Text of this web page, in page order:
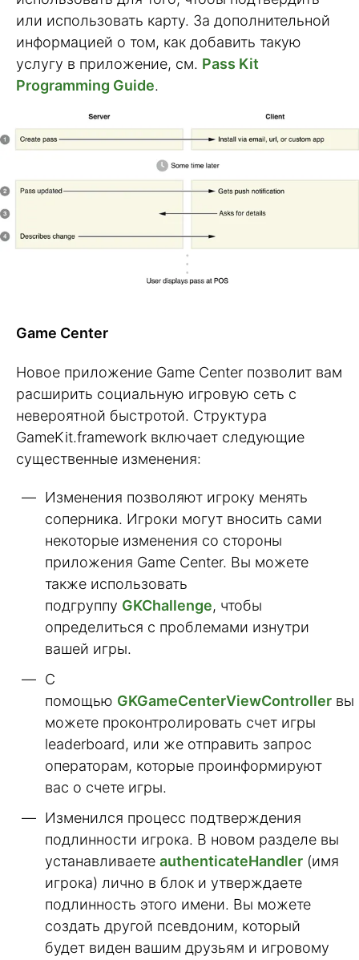
или использовать карту. За дополнительной
информацией о том, как добавить такую
услугу в приложение, см. Pass Kit
Programming Guide.
Game Center
Новое приложение Game Center позволит вам
расширить социальную игровую сеть с
невероятной быстротой. Структура
GameKit.framework включает следующие
существенные изменения:
Изменения позволяют игроку менять
соперника. Игроки могут вносить сами
некоторые изменения со стороны
приложения Game Center. Вы можете
также использовать
подгруппу GKChallenge, чтобы
определиться с проблемами изнутри
вашей игры.
С
помощью GKGameCenterViewController вы
можете проконтролировать счет игры
leaderboard, или же отправить запрос
операторам, которые проинформируют
вас о счете игры.
Изменился процесс подтверждения
подлинности игрока. В новом разделе вы
устанавливаете authenticateHandler (имя
игрока) лично в блок и утверждаете
подлинность этого имени. Вы можете
создать другой псевдоним, который
будет виден вашим друзьям и игровому